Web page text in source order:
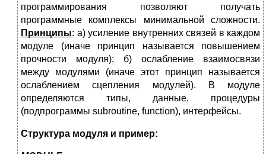
программирования позволяют получать
программные комплексы минимальной сложности.
Принципы: а) усиление внутренних связей в каждом
модуле (иначе принцип называется повышением
прочности модуля); б) ослабление взаимосвязи
между модулями (иначе этот принцип называется
ослаблением сцепления модулей). В модуле
определяются типы, данные, процедуры
(подпрограммы subroutine, function), интерфейсы.
Структура модуля и пример: